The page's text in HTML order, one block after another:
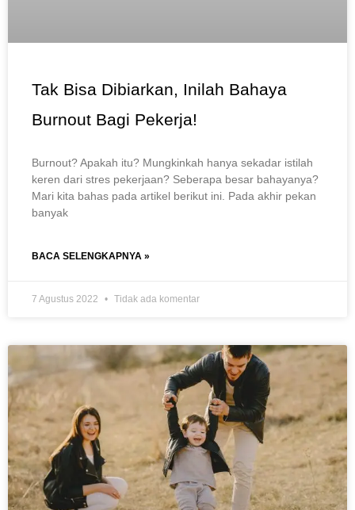
Tak Bisa Dibiarkan, Inilah Bahaya
Burnout Bagi Pekerja!
Burnout? Apakah itu? Mungkinkah hanya sekadar istilah
keren dari stres pekerjaan? Seberapa besar bahayanya?
Mari kita bahas pada artikel berikut ini. Pada akhir pekan
banyak
BACA SELENGKAPNYA »
7 Agustus 2022 Tidak ada komentar